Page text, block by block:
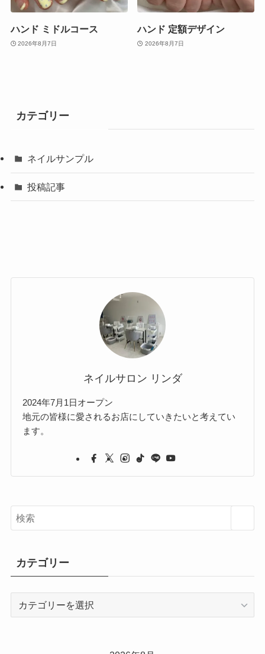
ハンド ミドルコース
2026年8月7日
ハンド 定額デザイン
2026年8月7日
カテゴリー
ネイルサンプル
投稿記事
ネイルサロン リンダ
2024年7月1日オープン
地元の皆様に愛されるお店にしていきたいと考えてい
ます。
カテゴリー